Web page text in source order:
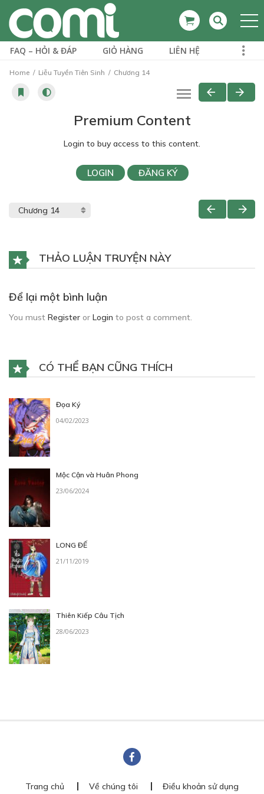
FAQ – HỎI & ĐÁP GIỎ HÀNG LIÊN HỆ
Home Liễu Tuyền Tiên Sinh Chương 14
Premium Content
Login to buy access to this content.
LOGIN ĐĂNG KÝ
THẢO LUẬN TRUYỆN NÀY
Để lại một bình luận
You must Register or Login to post a comment.
CÓ THỂ BẠN CŨNG THÍCH
Đọa Ký
04/02/2023
Mộc Cận và Huân Phong
23/06/2024
LONG ĐẾ
21/11/2019
Thiên Kiếp Câu Tịch
28/06/2023
Trang chủ Về chúng tôi Điều khoản sử dụng